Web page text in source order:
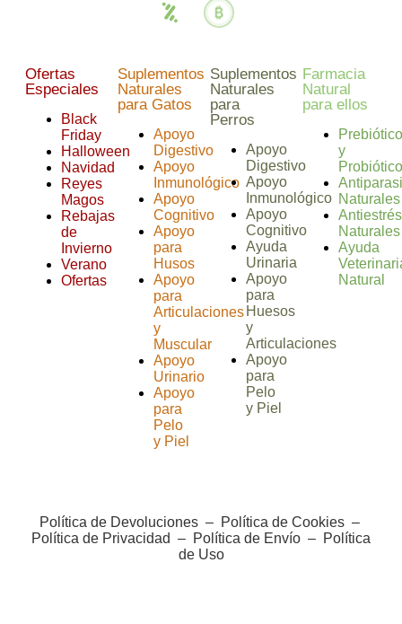
Ofertas
Especiales
Black
Friday
Halloween
Navidad
Reyes
Magos
Rebajas
de
Invierno
Verano
Ofertas
Suplementos
Naturales
para Gatos
Apoyo
Digestivo
Apoyo
Inmunológico
Apoyo
Cognitivo
Apoyo
para
Husos
Apoyo
para
Articulaciones
y
Muscular
Apoyo
Urinario
Apoyo
para
Pelo
y Piel
Suplementos
Naturales
para
Perros
Apoyo
Digestivo
Apoyo
Inmunológico
Apoyo
Cognitivo
Ayuda
Urinaria
Apoyo
para
Huesos
y
Articulaciones
Apoyo
para
Pelo
y Piel
Farmacia
Natural
para ellos
Prebiótico
y
Probiótico
Naturales
Antiestrés
Naturales
Ayuda
Natural
Política de Devoluciones– Política de Cookies–
Política de Privacidad – Política de Envío – Política
de Uso